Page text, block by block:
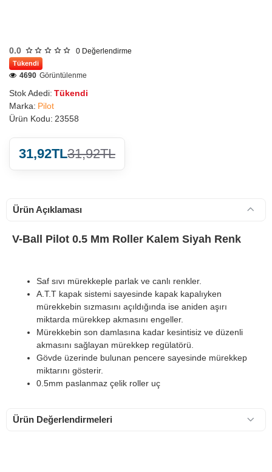
0.0 0 Değerlendirme
Tükendi
Stok Adedi: Tükendi
Marka: Pilot
Ürün Kodu: 23558
4690 Görüntülenme
31,92TL31,92TL
Ürün Açıklaması
V-Ball Pilot 0.5 Mm Roller Kalem Siyah Renk
Saf sıvı mürekkeple parlak ve canlı renkler.
A.T.T kapak sistemi sayesinde kapak kapalıyken
mürekkebin sızmasını açıldığında ise aniden aşırı
miktarda mürekkep akmasını engeller.
Mürekkebin son damlasına kadar kesintisiz ve düzenli
akmasını sağlayan mürekkep regülatörü.
Gövde üzerinde bulunan pencere sayesinde mürekkep
miktarını gösterir.
0.5mm paslanmaz çelik roller uç
Ürün Değerlendirmeleri